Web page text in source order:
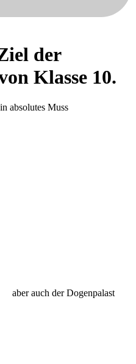
der
Klasse 10.
absolutes Muss
aber auch der Dogenpalast